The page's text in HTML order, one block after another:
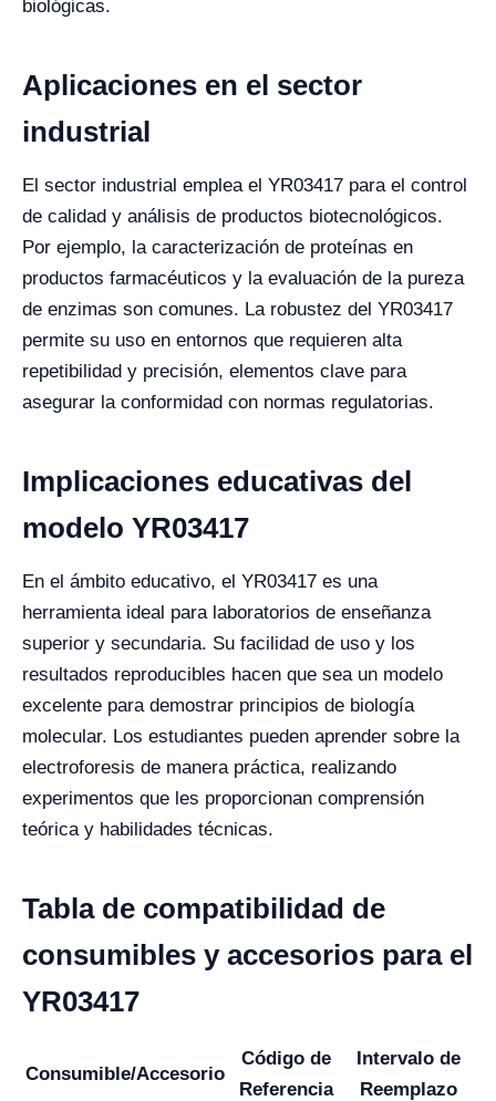
biológicas.
Aplicaciones en el sector
industrial
El sector industrial emplea el YR03417 para el control
de calidad y análisis de productos biotecnológicos.
Por ejemplo, la caracterización de proteínas en
productos farmacéuticos y la evaluación de la pureza
de enzimas son comunes. La robustez del YR03417
permite su uso en entornos que requieren alta
repetibilidad y precisión, elementos clave para
asegurar la conformidad con normas regulatorias.
Implicaciones educativas del
modelo YR03417
En el ámbito educativo, el YR03417 es una
herramienta ideal para laboratorios de enseñanza
superior y secundaria. Su facilidad de uso y los
resultados reproducibles hacen que sea un modelo
excelente para demostrar principios de biología
molecular. Los estudiantes pueden aprender sobre la
electroforesis de manera práctica, realizando
experimentos que les proporcionan comprensión
teórica y habilidades técnicas.
Tabla de compatibilidad de
consumibles y accesorios para el
YR03417
Consumible/Accesorio
Código de
Referencia
Intervalo de
Reemplazo